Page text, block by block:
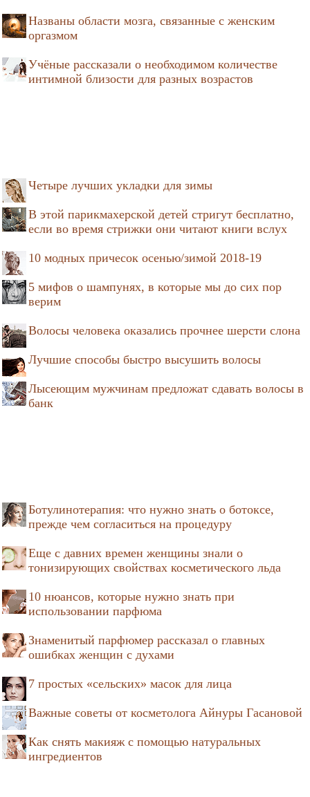
Названы области мозга, связанные с женским
оргазмом
Учёные рассказали о необходимом количестве
интимной близости для разных возрастов
Четыре лучших укладки для зимы
В этой парикмахерской детей стригут бесплатно,
если во время стрижки они читают книги вслух
10 модных причесок осенью/зимой 2018-19
5 мифов о шампунях, в которые мы до сих пор
верим
Волосы человека оказались прочнее шерсти слона
Лучшие способы быстро высушить волосы
Лысеющим мужчинам предложат сдавать волосы в
банк
Ботулинотерапия: что нужно знать о ботоксе,
прежде чем согласиться на процедуру
Еще с давних времен женщины знали о
тонизирующих свойствах косметического льда
10 нюансов, которые нужно знать при
использовании парфюма
Знаменитый парфюмер рассказал о главных
ошибках женщин с духами
7 простых «сельских» масок для лица
Важные советы от косметолога Айнуры Гасановой
Как снять макияж с помощью натуральных
ингредиентов